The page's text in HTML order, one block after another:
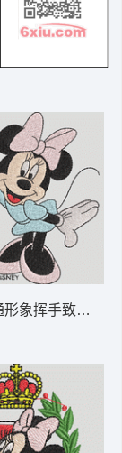
形象挥手致意 米